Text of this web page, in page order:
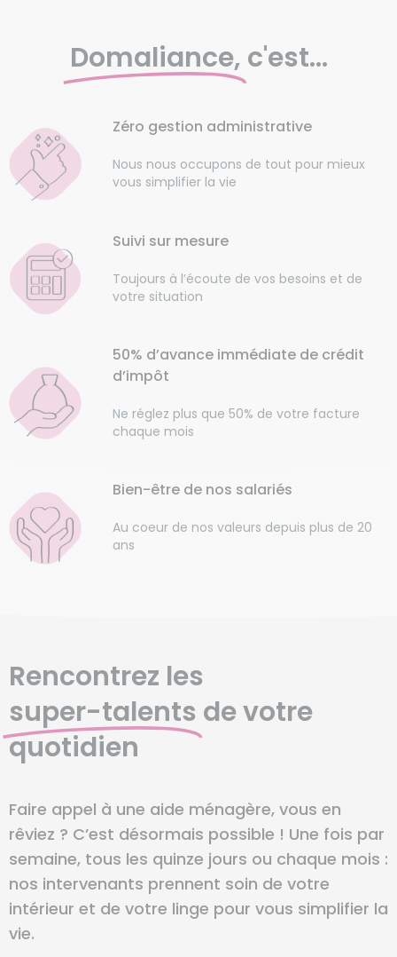
Domaliance, c'est...
Zéro gestion administrative
Nous nous occupons de tout pour mieux
vous simplifier la vie
Suivi sur mesure
Toujours à l’écoute de vos besoins et de
votre situation
50% d’avance immédiate de crédit
d’impôt
Ne réglez plus que 50% de votre facture
chaque mois
Bien-être de nos salariés
Au coeur de nos valeurs depuis plus de 20
ans
Rencontrez les
super-talents de votre
quotidien
Faire appel à une aide ménagère, vous en
rêviez ? C’est désormais possible ! Une fois par
semaine, tous les quinze jours ou chaque mois :
nos intervenants prennent soin de votre
intérieur et de votre linge pour vous simplifier la
vie.